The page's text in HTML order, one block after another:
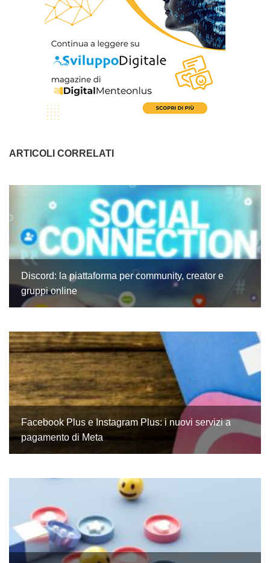
ARTICOLI CORRELATI
Discord: la piattaforma per community, creator e
gruppi online
Facebook Plus e Instagram Plus: i nuovi servizi a
pagamento di Meta